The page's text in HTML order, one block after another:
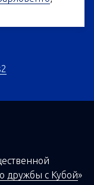
дружбы с Кубой»